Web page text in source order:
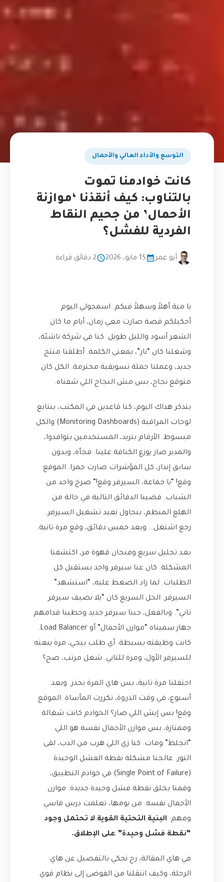
التوسع والأداء العالي والأحمال
كانت خوادمنا تموت
بالتناوب: كيف أنقذنا ‘موازنة
الأحمال’ من جحيم النقاط
الفردية للفشل؟
أبو عمر 15 مايو، 2026 2 دقائق قراءة
يا مية أهلاً وسهلاً فيكم. اسمحولي اليوم
أحكيلكم قصة صارت معي زمان، أيام ما كان
الشعر أسود والليل طويل. كنا في شركة ناشئة،
وشغلنا كان “نار”، بمعنى الكلمة. أطلقنا منتج
جديد، وعملنا حملة تسويقية محترمة. الكل كان
متوقع نجاح، بس مش النجاح اللي شفناه.
بتذكر هداك اليوم، كنا قاعدين في المكتب، بنتابع
لوحات المراقبة (Monitoring Dashboards) والكل
مبسوط. الأرقام بتزيد، المستخدمين بتوافدوا،
والمدير صار يوزع الكنافة علينا. فجأة، وبدون
سابق إنذار، كل المؤشرات صارت حمرا. الموقع
وقع! “يا جماعة، السيرفر وقع!” صرخ واحد من
الشباب. قضينا الدقائق التالية في حالة من
الهلع المنظم، بنحاول نعيد تشغيل السيرفر.
رجع اشتغل… وبعد خمس دقائق، وقع مرة تانية.
بعد تحليل سريع وفنجان قهوة مر، اكتشفنا
المشكلة. كان عنا سيرفر واحد بستقبل كل
الطلبات. لما زاد الضغط عليه، “استشهد”
السيرفر. الحل السريع كان “يلا نضيف سيرفر
تاني”. وبالفعل، جبنا سيرفر جديد وحطينا قدامهم
جهاز سميناه “موازن الأحمال” أو Load Balancer.
كانت وظيفته بسيطة: أي طلب بيجي، مرة يبعته
للسيرفر الأول، ومرة للتاني. شغل مرتب، صح؟
احتفلنا مرة تانية، بس هاي المرة بحذر. وبعد
أسبوع، في وقت الذروة، تكررت المأساة. الموقع
وقع! بس إيش اللي صار؟ الخوادم كانت شغالة
وممتازة، بس موازن الأحمال نفسه هو اللي
“انجلط” ومات. كنا زي اللي هرب من الدب، لقى
التور. عالجنا مشكلة نقطة الفشل الوحيدة
(Single Point of Failure) في خوادم التطبيق،
وقمنا بخلق نقطة فشل وحيدة جديدة: موازن
الأحمال نفسه. من يومها، تعلمت درس قاسي
ومهم: البنية التحتية القوية لا تحتمل وجود
“نقطة فشل وحيدة” على الإطلاق.
في هاي المقالة، رح نحكي بالتفصيل عن هاي
الرحلة، وكيف انتقلنا من الفوضى إلى نظام قوي